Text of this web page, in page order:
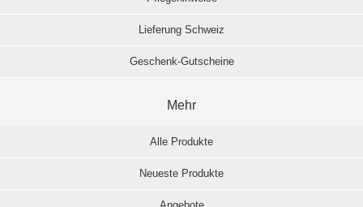
Lieferung Schweiz
Geschenk-Gutscheine
Mehr
Alle Produkte
Neueste Produkte